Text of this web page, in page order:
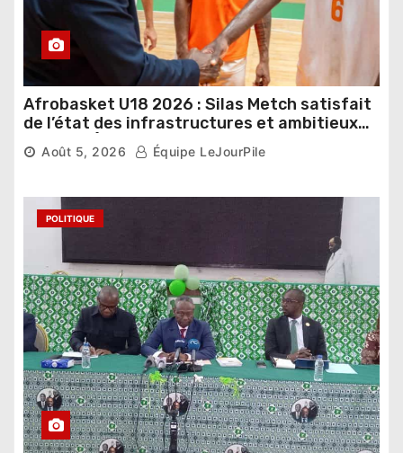
Afrobasket U18 2026 : Silas Metch satisfait
de l’état des infrastructures et ambitieux
pour les Éléphants
Août 5, 2026 Équipe LeJourPile
POLITIQUE